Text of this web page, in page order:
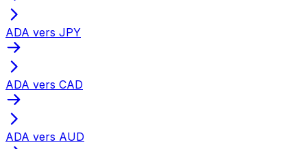
ADA vers JPY
ADA vers CAD
ADA vers AUD